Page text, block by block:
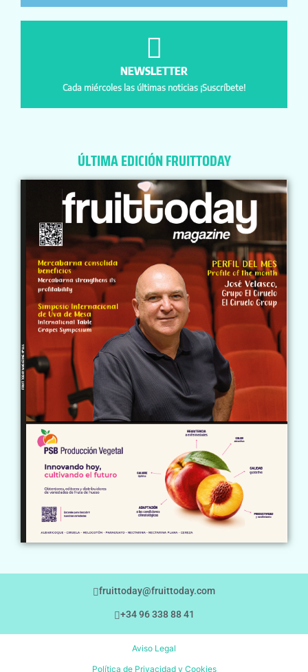
NEWSLETTER
Cada miércoles las últimas noticias ¡Suscríbete!
ÚLTIMA EDICIÓN FRUITTODAY
fruittoday@fruittoday.com
+34 96 338 88 41
Aviso Legal
Política de Privacidad y Cookies